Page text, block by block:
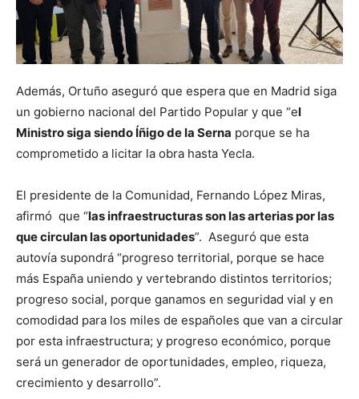
Además, Ortuño aseguró que espera que en Madrid siga
un gobierno nacional del Partido Popular y que “el
Ministro siga siendo Íñigo de la Serna porque se ha
comprometido a licitar la obra hasta Yecla.
El presidente de la Comunidad, Fernando López Miras,
afirmó que “las infraestructuras son las arterias por las
que circulan las oportunidades”. Aseguró que esta
autovía supondrá “progreso territorial, porque se hace
más España uniendo y vertebrando distintos territorios;
progreso social, porque ganamos en seguridad vial y en
comodidad para los miles de españoles que van a circular
por esta infraestructura; y progreso económico, porque
será un generador de oportunidades, empleo, riqueza,
crecimiento y desarrollo”.